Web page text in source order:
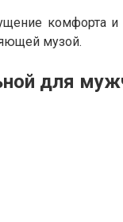
комфорта и
музой.
для